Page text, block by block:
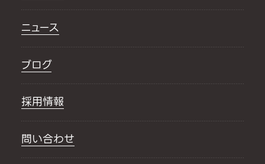
ニュース
ブログ
採用情報
問い合わせ